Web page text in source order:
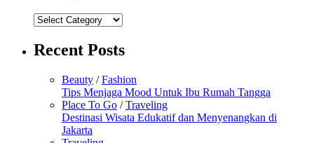
Categories
Recent Posts
Beauty /Fashion
Tips Menjaga Mood Untuk Ibu Rumah Tangga
Place To Go /Traveling
Destinasi Wisata Edukatif dan Menyenangkan di
Jakarta